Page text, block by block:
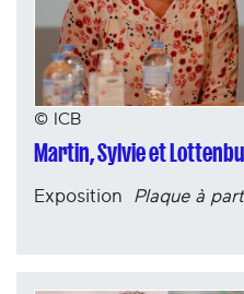
© ICB
Martin, Sylvie et
Exposition Plaque à